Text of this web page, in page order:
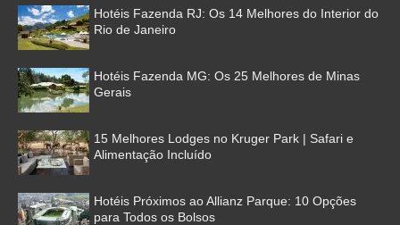
Hotéis Fazenda RJ: Os 14 Melhores do Interior do
Rio de Janeiro
Hotéis Fazenda MG: Os 25 Melhores de Minas
Gerais
15 Melhores Lodges no Kruger Park | Safari e
Alimentação Incluído
Hotéis Próximos ao Allianz Parque: 10 Opções
para Todos os Bolsos